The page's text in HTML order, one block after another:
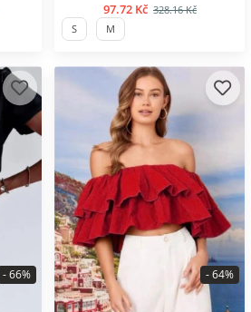
97.72 Kč 328.16 Kč
S M
- 66% - 64%